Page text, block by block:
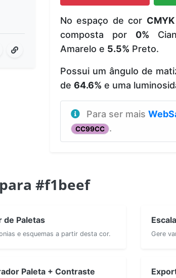
No espaço de cor CMYK
composta por 0%
Amarelo e 5.5% Preto.
Possui um ângulo de
de 64.6% e uma
Para ser mais
CC99CC .
#f1beef
de Paletas
e esquemas a partir desta cor. Gere
Paleta + Contraste